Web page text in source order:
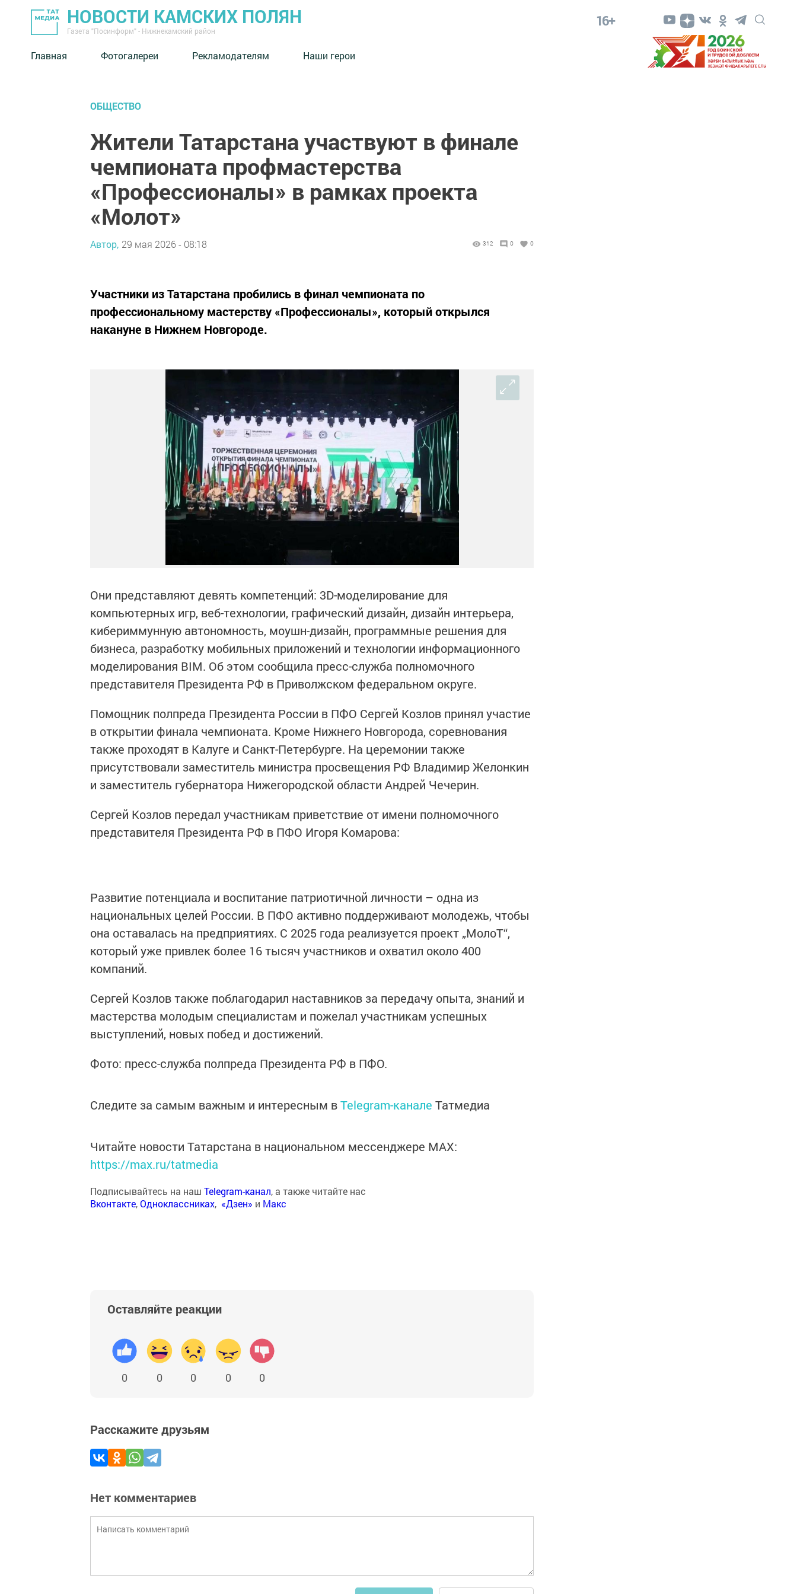
НОВОСТИ КАМСКИХ ПОЛЯН
Газета "Посинформ" - Нижнекамский район
16+
Главная Фотогалереи Рекламодателям Наши герои
ОБЩЕСТВО
Жители Татарстана участвуют в финале
чемпионата профмастерства
«Профессионалы» в рамках проекта
«Молот»
Автор, 29 мая 2026 - 08:18 312 0 0
Участники из Татарстана пробились в финал чемпионата по
профессиональному мастерству «Профессионалы», который открылся
накануне в Нижнем Новгороде.
Они представляют девять компетенций: 3D-моделирование для
компьютерных игр, веб-технологии, графический дизайн, дизайн интерьера,
кибериммунную автономность, моушн-дизайн, программные решения для
бизнеса, разработку мобильных приложений и технологии информационного
моделирования BIM. Об этом сообщила пресс-служба полномочного
представителя Президента РФ в Приволжском федеральном округе.
Помощник полпреда Президента России в ПФО Сергей Козлов принял участие
в открытии финала чемпионата. Кроме Нижнего Новгорода, соревнования
также проходят в Калуге и Санкт-Петербурге. На церемонии также
присутствовали заместитель министра просвещения РФ Владимир Желонкин
и заместитель губернатора Нижегородской области Андрей Чечерин.
Сергей Козлов передал участникам приветствие от имени полномочного
представителя Президента РФ в ПФО Игоря Комарова:
Развитие потенциала и воспитание патриотичной личности – одна из
национальных целей России. В ПФО активно поддерживают молодежь, чтобы
она оставалась на предприятиях. С 2025 года реализуется проект „МолоТ“,
который уже привлек более 16 тысяч участников и охватил около 400
компаний.
Сергей Козлов также поблагодарил наставников за передачу опыта, знаний и
мастерства молодым специалистам и пожелал участникам успешных
выступлений, новых побед и достижений.
Фото: пресс-служба полпреда Президента РФ в ПФО.
Следите за самым важным и интересным вTelegram-канале Татмедиа
Читайте новости Татарстана в национальном мессенджере MАХ:
https://max.ru/tatmedia
Подписывайтесь на наш Telegram-канал, а также читайте нас
Вконтакте,Одноклассниках, «Дзен» и Макс
Оставляйте реакции
0 0 0 0 0
Расскажите друзьям
Нет комментариев